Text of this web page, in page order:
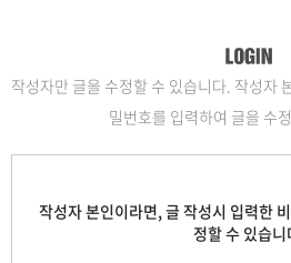
작성자만 글을 수정할 수 있습니다. 작성자
밀번호를 입력하여 글을 수
작성자 본인이라면, 글 작성시 입력한
정할 수 있습니